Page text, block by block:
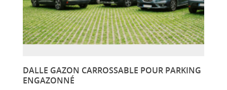
DALLE GAZON CARROSSABLE POUR PARKING
ENGAZONNÉ